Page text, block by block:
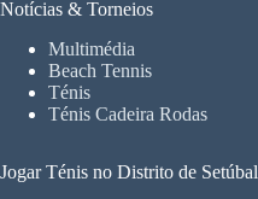
Notícias & Torneios
Multimédia
Beach Tennis
Ténis
Ténis Cadeira Rodas
Jogar Ténis no Distrito de Setúbal